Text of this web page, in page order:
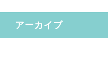
アーカイブ